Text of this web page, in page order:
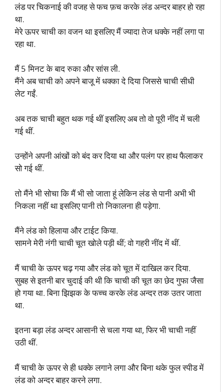
लंड पर चिकनाई की वजह से फच फ़च करके लंड अन्दर बाहर हो रहा
था.
मेरे ऊपर चाची का वजन था इसलिए मैं ज्यादा तेज धक्के नहीं लगा पा
रहा था.
मैं 5 मिनट के बाद रुका और सांस ली.
मैंने अब चाची को अपने बाजू में धक्का दे दिया जिससे चाची सीधी
लेट गईं.
अब तक चाची बहुत थक गई थीं इसलिए अब तो वो पूरी नींद में चली
गई थीं.
उन्होंने अपनी आंखों को बंद कर दिया था और पलंग पर हाथ फैलाकर
सो गई थीं.
तो मैंने भी सोचा कि मैं भी सो जाता हूं लेकिन लंड से पानी अभी भी
निकला नहीं था इसलिए पानी तो निकालना ही पड़ेगा.
मैंने लंड को हिलाया और टाईट किया.
सामने मेरी नंगी चाची चूत खोले पड़ी थीं; वो गहरी नींद में थीं.
मैं चाची के ऊपर चढ़ गया और लंड को चूत में दाखिल कर दिया.
सुबह से इतनी बार चुदाई की थी कि चाची की चूत का छेद गुफा जैसा
हो गया था. बिना झिझक के फच्च करके लंड अन्दर तक उतर जाता
था.
इतना बड़ा लंड अन्दर आसानी से चला गया था, फिर भी चाची नहीं
उठी थीं.
मैं चाची के ऊपर से ही धक्के लगाने लगा और बिना थके फुल स्पीड में
लंड को अन्दर बाहर करने लगा.